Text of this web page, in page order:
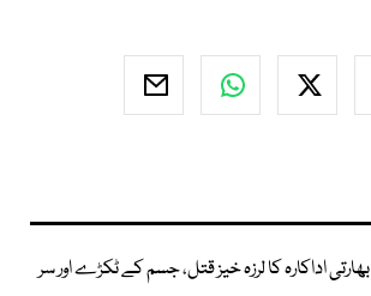
بھارتی اداکارہ کا لرزہ خیز قتل، جسم کے ٹکڑے اور سر